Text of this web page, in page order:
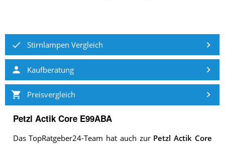
Stirnlampen Vergleich
Kaufberatung
Preisvergleich
Petzl Actik Core E99ABA
Das TopRatgeber24-Team hat auch zur Petzl Actik Core